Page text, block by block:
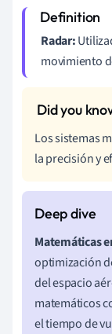
Radar:
movimiento
Los sistemas
la precisión y
Matemáticas
optimización
del espacio
matemáticos
el tiempo de